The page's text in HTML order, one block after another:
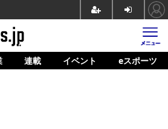
連載 イベント eスポーツ